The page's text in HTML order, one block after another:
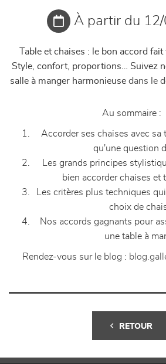
À partir du
Table et chaises : le bon accord
Style, confort, proportions… Suivez
salle à manger harmonieuse dans le
Au sommaire :
Accorder ses chaises avec sa
qu'une question
Les grands principes
bien accorder chaises et
Les critères plus techniques
choix de
Nos accords gagnants pour
une table à
Rendez-vous sur le blog :
RETOUR